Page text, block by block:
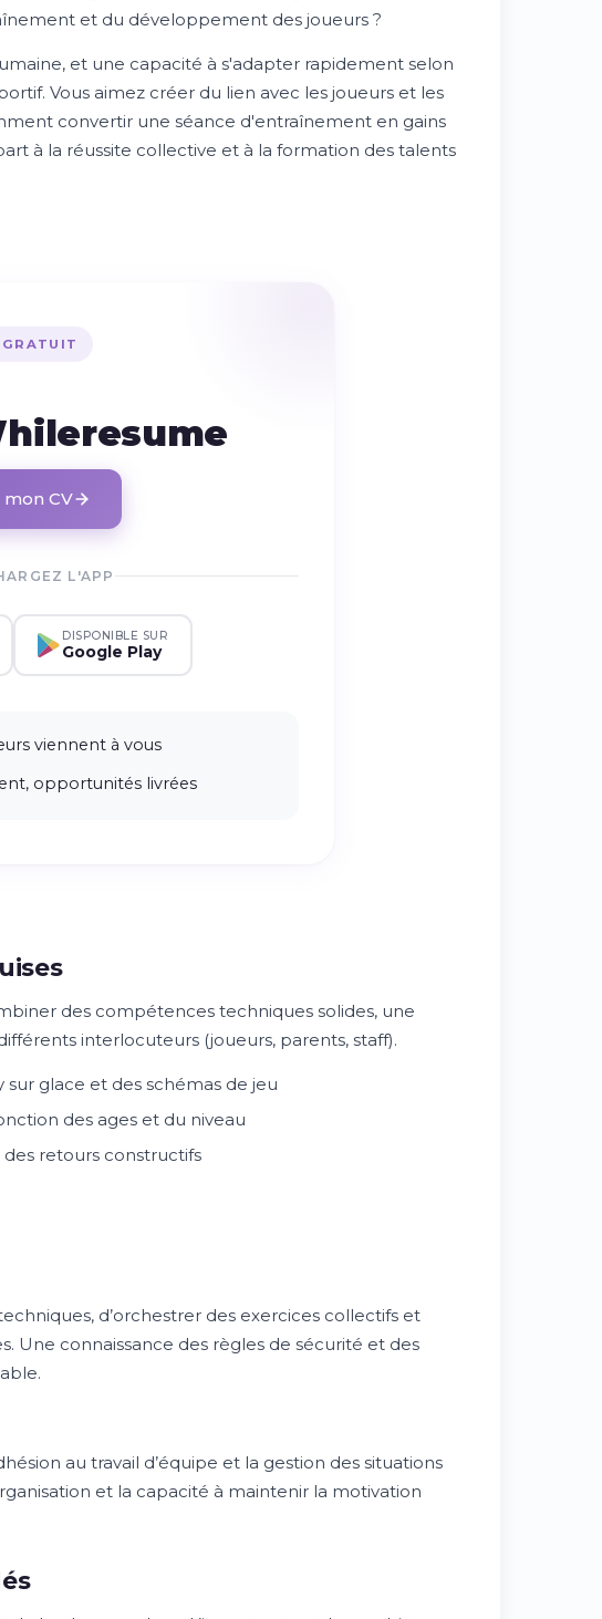
et du développement des joueurs ?
et une capacité à s'adapter rapidement selon
Vous aimez créer du lien avec les joueurs et les
convertir une séance d'entraînement en gains
à la réussite collective et à la formation des talents
CV
L'APP
DISPONIBLE SUR
Google Play
viennent à vous
opportunités livrées
des compétences techniques solides, une
interlocuteurs (joueurs, parents, staff).
glace et des schémas de jeu
des ages et du niveau
retours constructifs
d’orchestrer des exercices collectifs et
Une connaissance des règles de sécurité et des
au travail d’équipe et la gestion des situations
et la capacité à maintenir la motivation